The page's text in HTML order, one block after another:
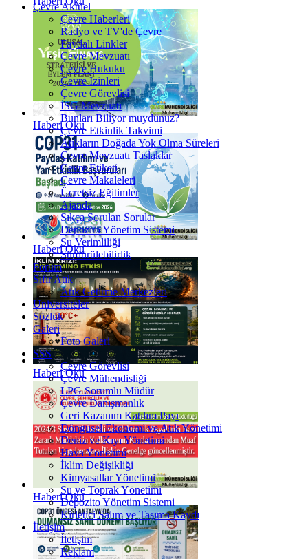
Haberi Oku
Haberi Oku
Haberi Oku
Haberi Oku
Çevre Aktüel
Çevre Haberleri
Radyo ve TV'de Çevre
Faydalı Linkler
Çevre Mevzuatı
Çevre Hukuku
Çevre İzinleri
Çevre Görevlisi
İSG Mevzuatı
Bunları Biliyor muydunuz?
Çevre Etkinlik Takvimi
Atıkların Doğada Yok Olma Süreleri
Çevre Mevzuatı Taslaklar
Çevre Etiketi
Çevre Makaleleri
Ücretsiz Eğitimler
Ajanda
Sıkça Sorulan Sorular
Depozito Yönetim Sistemi
Su Verimliliği
Sürdürülebilirlik
Forum
Sıfır Atık
Atık Getirme Merkezleri
Üniversiteler
Sözlük
Galeri
Foto Galeri
SSS
Çevre Görevlisi
Çevre Mühendisliği
LPG Sorumlu Müdür
Çevre Danışmanlık
Geri Kazanım Katılım Payı
Döngüsel Ekonomi ve Atık Yönetimi
Deniz ve Kıyı Yönetimi
Hava Yönetimi
İklim Değişikliği
Kimyasallar Yönetimi
Su ve Toprak Yönetimi
Depozito Yönetim Sistemi
Kirletici Salım ve Taşıma Kaydı
İletişim
İletişim
Reklam